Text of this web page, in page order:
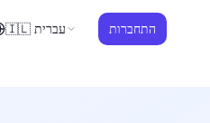
🇮🇱 עברית התחברות